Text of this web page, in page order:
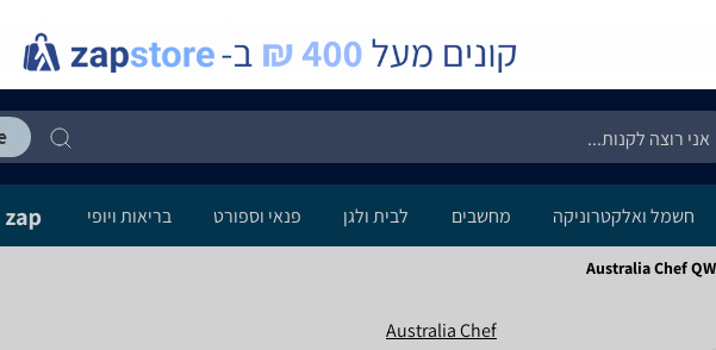
חשמל ואלקטרוניקה מחשבים לבית ולגן פנאי וספורט בריאות ויופי
Australia Chef
Australia Chef